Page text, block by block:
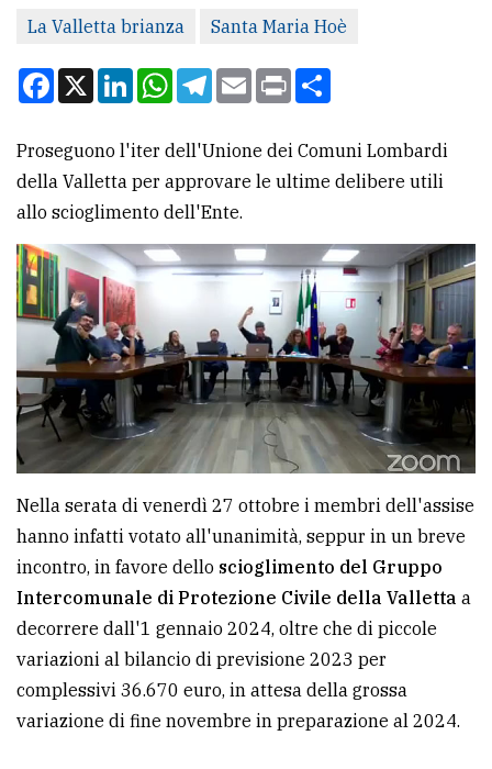
Scrivici
Per
la
pubblicità
Cerca
per
comune
Ricerca
avanzata
LE
ALTRE
TESTATE
PRIVACY
La Valletta brianza Santa Maria Hoè
Facebook
X LinkedInWhatsApp
Telegram
EmailPrint
Proseguono l'iter dell'Unione dei Comuni Lombardi
della Valletta per approvare le ultime delibere utili
allo scioglimento dell'Ente.
Nella serata di venerdì 27 ottobre i membri dell'assise
hanno infatti votato all'unanimità, seppur in un breve
incontro, in favore dello scioglimento del Gruppo
Intercomunale di Protezione Civile della Valletta a
decorrere dall'1 gennaio 2024, oltre che di piccole
variazioni al bilancio di previsione 2023 per
complessivi 36.670 euro, in attesa della grossa
variazione di fine novembre in preparazione al 2024.